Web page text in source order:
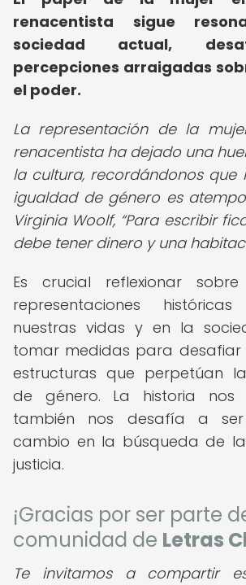
renacentista sigue
sociedad actual,
percepciones arraigadas
el poder.
La representación de la
renacentista ha dejado una
la cultura, recordándonos que
igualdad de género es
Virginia Woolf, Para escribir
debe tener dinero y una
Es crucial reflexionar
representaciones
nuestras vidas y en la
tomar medidas para
estructuras que perpetúan
de género. La historia nos
también nos desafía a
cambio en la búsqueda de
justicia.
¡Gracias por ser parte
comunidad de Letras
Te invitamos a compartir